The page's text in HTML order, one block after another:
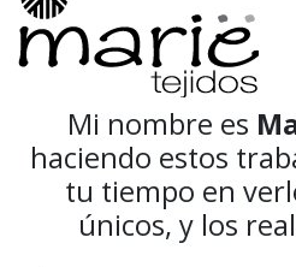
Mi nombre es
haciendo estos
tu tiempo en
únicos, y los